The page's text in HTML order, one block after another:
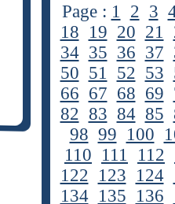
Page : 1 2 3
18 19 20 21
34 35 36 37
50 51 52 53
66 67 68 69
82 83 84 85
98 99 100
110 111 112
122 123 124
134 135 136